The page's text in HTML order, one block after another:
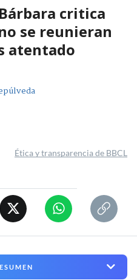
critica
se reunieran
atentado
Ética y transparencia de BBCL